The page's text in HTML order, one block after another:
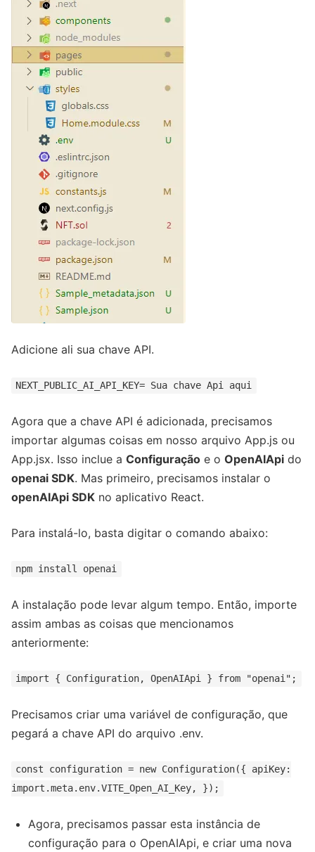
Adicione ali sua chave API.
NEXT_PUBLIC_AI_API_KEY= Sua chave Api aqui
Agora que a chave API é adicionada, precisamos
importar algumas coisas em nosso arquivo App.js ou
App.jsx. Isso inclue a Configuração e o OpenAIApi do
openai SDK. Mas primeiro, precisamos instalar o
openAIApi SDK no aplicativo React.
Para instalá-lo, basta digitar o comando abaixo:
npm install openai
A instalação pode levar algum tempo. Então, importe
assim ambas as coisas que mencionamos
anteriormente:
import { Configuration, OpenAIApi } from "openai";
Precisamos criar uma variável de configuração, que
pegará a chave API do arquivo .env.
const configuration = new Configuration({ apiKey:
import.meta.env.VITE_Open_AI_Key, });
Agora, precisamos passar esta instância de
configuração para o OpenAIApi, e criar uma nova